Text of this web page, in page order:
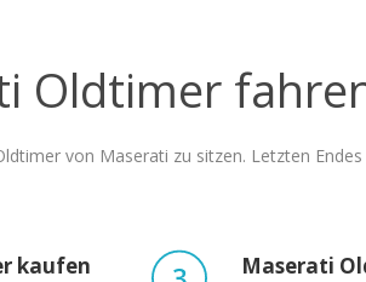
Oldtimer
von Maserati zu sitzen. Letzten
kaufen Maserati